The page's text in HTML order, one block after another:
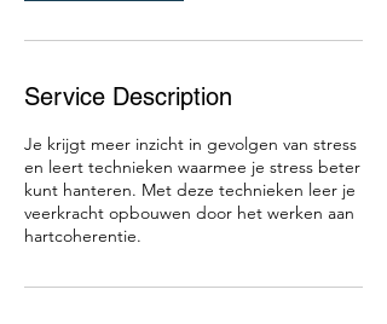
Service Description
Je krijgt meer inzicht in gevolgen van stress
en leert technieken waarmee je stress beter
kunt hanteren. Met deze technieken leer je
veerkracht opbouwen door het werken aan
hartcoherentie.